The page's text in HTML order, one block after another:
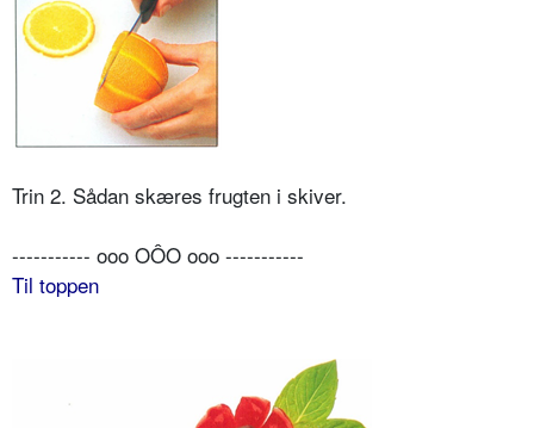
Trin 2. Sådan skæres frugten i skiver.
----------- ooo OÔO ooo -----------
Til toppen